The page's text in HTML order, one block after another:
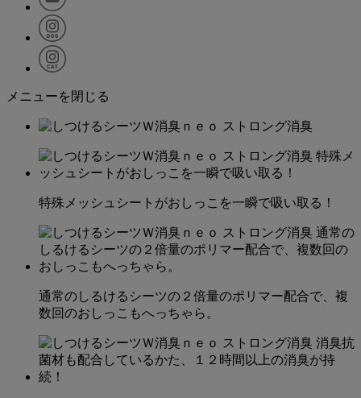
メニューを閉じる
特殊メッシュシートがおしっこを一瞬で吸い取る！
通常のしるけるシーツの２倍量のポリマー配合で、複
数回のおしっこもへっちゃら。